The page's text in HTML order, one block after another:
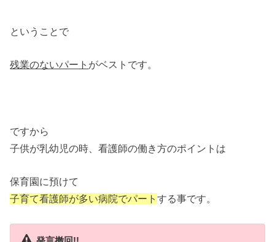
ということで
残業のないパート がベストです。
ですから
子供が乳幼児の時、看護師の働き方のポイントは
保育園に預けて
子育て看護師が多い病院でパートする事です。